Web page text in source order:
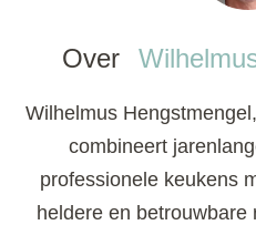
Over
Wilhelmus
combineert
professionele keukens
heldere en betrouwbare